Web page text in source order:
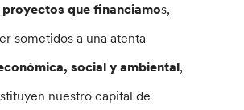
proyectos que financiamos,
sometidos a una atenta
social y ambiental,
nuestro capital de